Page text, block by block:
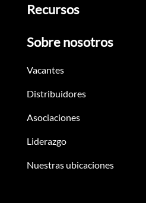
Recursos
Sobre nosotros
Vacantes
Distribuidores
Asociaciones
Liderazgo
Nuestras ubicaciones